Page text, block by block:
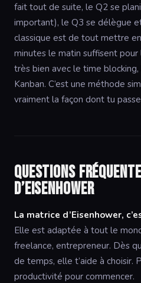
fait tout de suite, le Q2 se
important), le Q3 se délègue et
classique est de tout mettre
minutes le matin suffisent pour
très bien avec le time
Kanban. C’est une méthode
vraiment la façon dont tu
Questions
d’Eisenhower
La matrice d’Eisenhower,
Elle est adaptée à tout le
freelance, entrepreneur. Dès
de temps, elle t’aide à choisir.
productivité pour commencer.